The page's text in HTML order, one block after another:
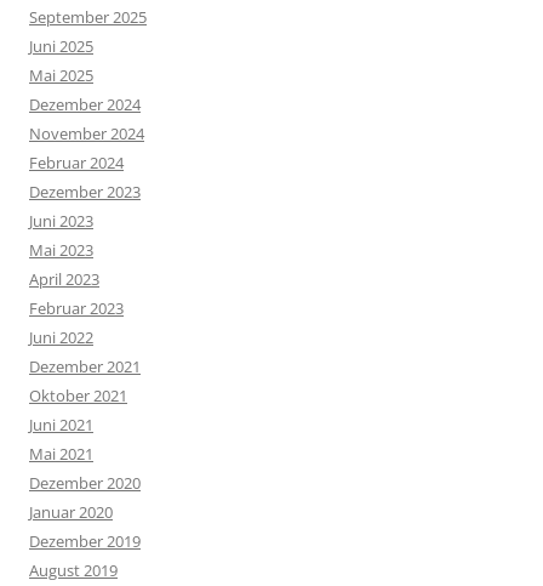
September 2025
Juni 2025
Mai 2025
Dezember 2024
November 2024
Februar 2024
Dezember 2023
Juni 2023
Mai 2023
April 2023
Februar 2023
Juni 2022
Dezember 2021
Oktober 2021
Juni 2021
Mai 2021
Dezember 2020
Januar 2020
Dezember 2019
August 2019